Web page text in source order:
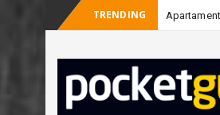
TRENDING